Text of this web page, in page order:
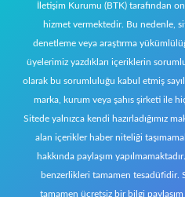
İletişim Kurumu (BTK) tarafından
hizmet vermektedir. Bu nedenle,
denetleme veya araştırma
üyelerimiz yazdıkları içeriklerin
olarak bu sorumluluğu kabul etmiş
marka, kurum veya şahıs şirketi ile
Sitede yalnızca kendi hazırladığımız
alan içerikler haber niteliği
hakkında paylaşım
benzerlikleri tamamen tesadüfidir.
tamamen ücretsiz bir bilgi